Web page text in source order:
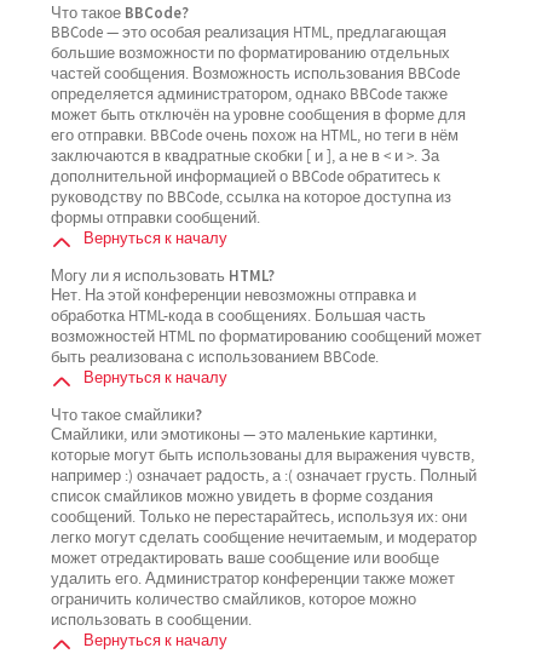
Что такое BBCode?
BBCode — это особая реализация HTML, предлагающая
большие возможности по форматированию отдельных
частей сообщения. Возможность использования BBCode
определяется администратором, однако BBCode также
может быть отключён на уровне сообщения в форме для
его отправки. BBCode очень похож на HTML, но теги в нём
заключаются в квадратные скобки [ и ], а не в < и >. За
дополнительной информацией о BBCode обратитесь к
руководству по BBCode, ссылка на которое доступна из
формы отправки сообщений.
Вернуться к началу
Могу ли я использовать HTML?
Нет. На этой конференции невозможны отправка и
обработка HTML-кода в сообщениях. Большая часть
возможностей HTML по форматированию сообщений может
быть реализована с использованием BBCode.
Вернуться к началу
Что такое смайлики?
Смайлики, или эмотиконы — это маленькие картинки,
которые могут быть использованы для выражения чувств,
например :) означает радость, а :( означает грусть. Полный
список смайликов можно увидеть в форме создания
сообщений. Только не перестарайтесь, используя их: они
легко могут сделать сообщение нечитаемым, и модератор
может отредактировать ваше сообщение или вообще
удалить его. Администратор конференции также может
ограничить количество смайликов, которое можно
использовать в сообщении.
Вернуться к началу